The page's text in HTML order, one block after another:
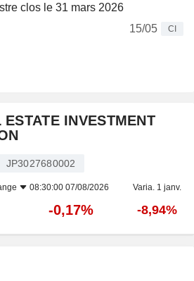
clos le 31 mars 2026
15/05
CI
INVESTMENT
JP3027680002
08:30:00 07/08/2026 Varia. 1 janv.
-0,17% -8,94%